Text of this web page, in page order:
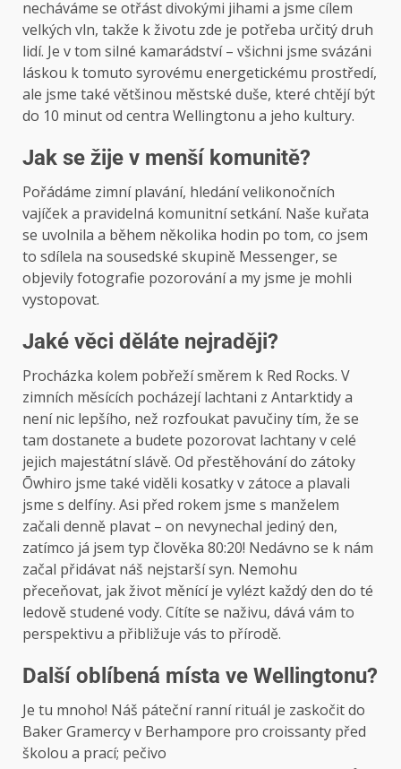
necháváme se otřást divokými jihami a jsme cílem
velkých vln, takže k životu zde je potřeba určitý druh
lidí. Je v tom silné kamarádství – všichni jsme svázáni
láskou k tomuto syrovému energetickému prostředí,
ale jsme také většinou městské duše, které chtějí být
do 10 minut od centra Wellingtonu a jeho kultury.
Jak se žije v menší komunitě?
Pořádáme zimní plavání, hledání velikonočních
vajíček a pravidelná komunitní setkání. Naše kuřata
se uvolnila a během několika hodin po tom, co jsem
to sdílela na sousedské skupině Messenger, se
objevily fotografie pozorování a my jsme je mohli
vystopovat.
Jaké věci děláte nejraději?
Procházka kolem pobřeží směrem k Red Rocks. V
zimních měsících pocházejí lachtani z Antarktidy a
není nic lepšího, než rozfoukat pavučiny tím, že se
tam dostanete a budete pozorovat lachtany v celé
jejich majestátní slávě. Od přestěhování do zátoky
Ōwhiro jsme také viděli kosatky v zátoce a plavali
jsme s delfíny. Asi před rokem jsme s manželem
začali denně plavat – on nevynechal jediný den,
zatímco já jsem typ člověka 80:20! Nedávno se k nám
začal přidávat náš nejstarší syn. Nemohu
přeceňovat, jak život měnící je vylézt každý den do té
ledově studené vody. Cítíte se naživu, dává vám to
perspektivu a přibližuje vás to přírodě.
Další oblíbená místa ve Wellingtonu?
Je tu mnoho! Náš páteční ranní rituál je zaskočit do
Baker Gramercy v Berhampore pro croissanty před
školou a prací; pečivo